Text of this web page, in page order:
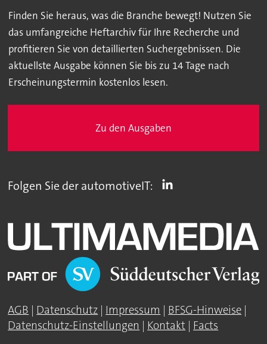
Finden Sie heraus, was die Branche bewegt! Nutzen Sie
das umfangreiche Heftarchiv für Ihre Recherche und
profitieren Sie von detaillierten Suchergebnissen. Die
aktuellste Ausgabe können Sie bis zu 14 Tage nach
Erscheinungstermin kostenlos lesen.
Zu den Ausgaben
Folgen Sie der automotiveIT:
AGB | Datenschutz | Impressum | BFSG-Hinweise |
Datenschutz-Einstellungen | Kontakt | Facts